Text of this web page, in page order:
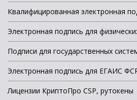
Квалифицированная электронная
Электронная подпись для
Подписи для государственных
Электронная подпись для ЕГАИС
Лицензии КриптоПро CSP, рутокены